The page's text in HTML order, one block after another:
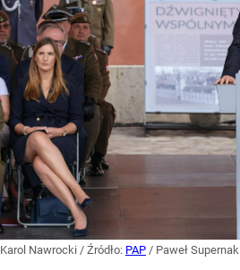
Karol Nawrocki / Źródło: PAP / Paweł Supernak